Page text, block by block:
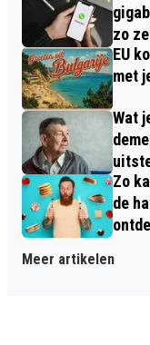
zo
EU
met
Wat
Zo
de
Meer artikelen